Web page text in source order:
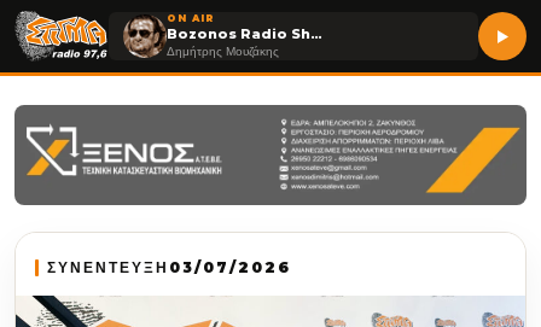
ON AIR
Bozonos Radio Show
Δημήτρης Μουζάκης
ΣΥΝΕΝΤΕΥΞΗ 03/07/2026